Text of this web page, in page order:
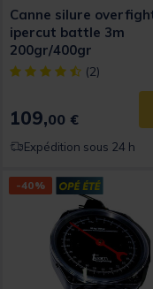
Canne silure
ipercut battle 3m
200gr/400gr
[object Object] out of 5
(2)
109,00 €
Expédition sous 24 h
-40%